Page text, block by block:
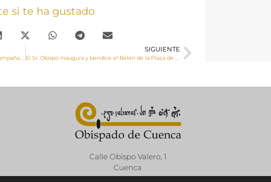
si te ha gustado
SIGUIENTE
Calle Obispo Valero, 1
Cuenca